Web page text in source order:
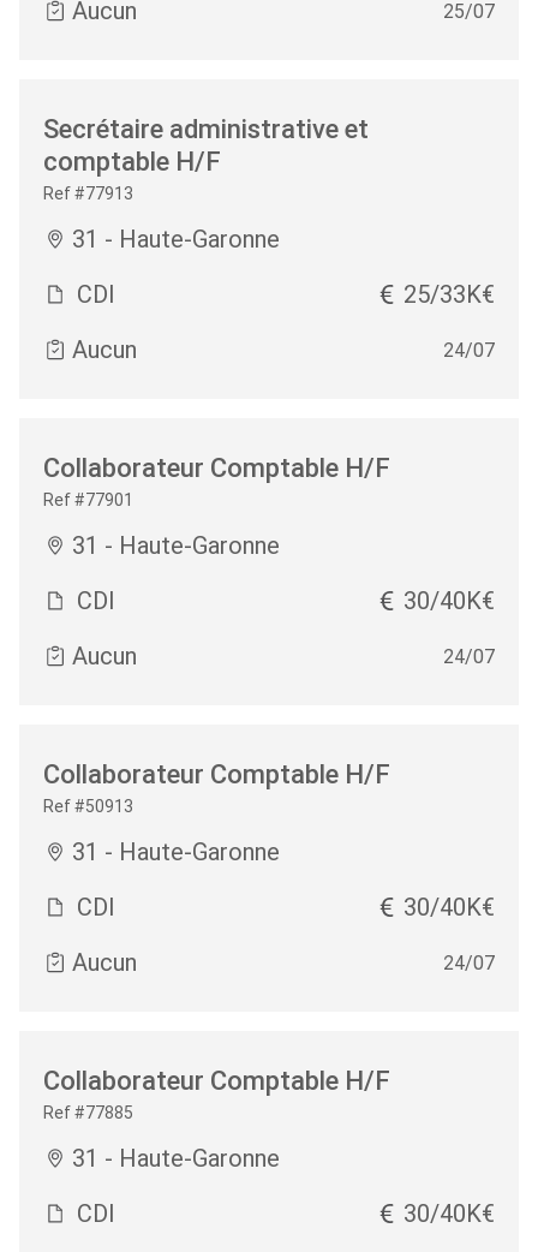
Aucun 25/07
Secrétaire administrative et
comptable H/F
Ref #77913
31 - Haute-Garonne
CDI
25/33K€
Aucun
24/07
Collaborateur Comptable H/F
Ref #77901
31 - Haute-Garonne
CDI
30/40K€
Aucun
24/07
Collaborateur Comptable H/F
Ref #50913
31 - Haute-Garonne
CDI
30/40K€
Aucun
24/07
Collaborateur Comptable H/F
Ref #77885
31 - Haute-Garonne
CDI
30/40K€